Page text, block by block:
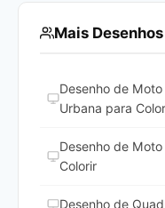
Mais
Desenho de
Urbana para
Desenho de
Colorir
Desenho de